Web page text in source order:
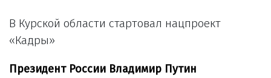
В Курской области стартовал нацпроект
«Кадры»
Президент России Владимир Путин